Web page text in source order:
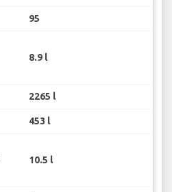
95
8.9 l
2265 l
453 l
10.5 l